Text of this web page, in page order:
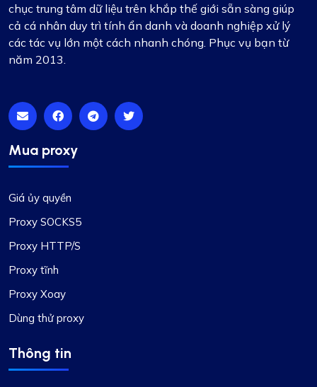
chục trung tâm dữ liệu trên khắp thế giới sẵn sàng giúp
cả cá nhân duy trì tính ẩn danh và doanh nghiệp xử lý
các tác vụ lớn một cách nhanh chóng. Phục vụ bạn từ
năm 2013.
Mua proxy
Giá ủy quyền
Proxy SOCKS5
Proxy HTTP/S
Proxy tĩnh
Proxy Xoay
Dùng thử proxy
Thông tin